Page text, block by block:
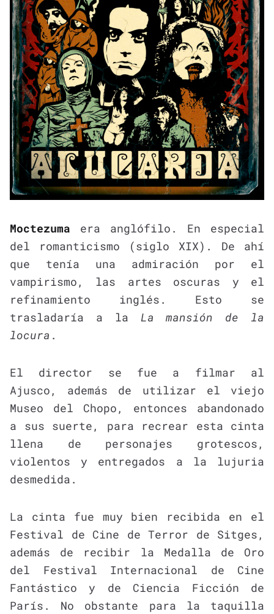
Moctezuma era anglófilo. En especial
del romanticismo (siglo XIX). De ahí
que tenía una admiración por el
vampirismo, las artes oscuras y el
refinamiento inglés. Esto se
trasladaría a la La mansión de la
locura .
El director se fue a filmar al
Ajusco, además de utilizar el viejo
Museo del Chopo, entonces abandonado
a sus suerte, para recrear esta cinta
llena de personajes grotescos,
violentos y entregados a la lujuria
desmedida.
La cinta fue muy bien recibida en el
Festival de Cine de Terror de Sitges,
además de recibir la Medalla de Oro
del Festival Internacional de Cine
Fantástico y de Ciencia Ficción de
París. No obstante para la taquilla